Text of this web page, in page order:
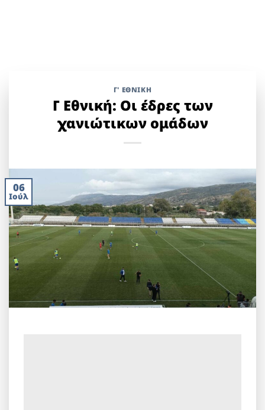
Γ' ΕΘΝΙΚΉ
Γ Εθνική: Οι έδρες των
χανιώτικων ομάδων
06
Ιούλ